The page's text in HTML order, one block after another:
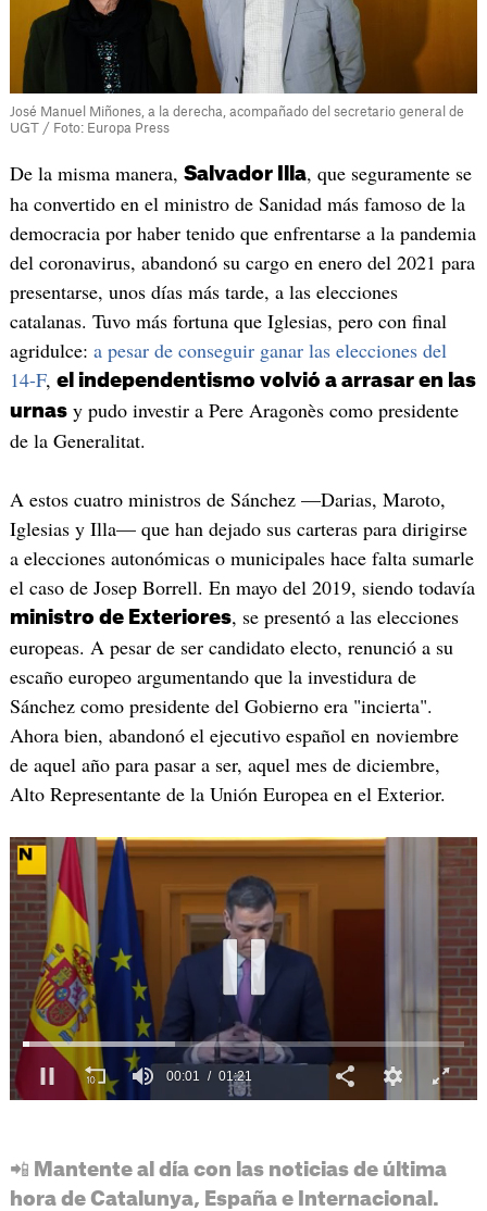
José Manuel Miñones, a la derecha, acompañado del secretario general de
UGT / Foto: Europa Press
De la misma manera, Salvador Illa, que seguramente se
ha convertido en el ministro de Sanidad más famoso de la
democracia por haber tenido que enfrentarse a la pandemia
del coronavirus, abandonó su cargo en enero del 2021 para
presentarse, unos días más tarde, a las elecciones
catalanas. Tuvo más fortuna que Iglesias, pero con final
agridulce: a pesar de conseguir ganar las elecciones del
14-F, el independentismo volvió a arrasar en las
urnasy pudo investir a Pere Aragonès como presidente
de la Generalitat.
A estos cuatro ministros de Sánchez —Darias, Maroto,
Iglesias y Illa— que han dejado sus carteras para dirigirse
a elecciones autonómicas o municipales hace falta sumarle
el caso de Josep Borrell. En mayo del 2019, siendo todavía
ministro de Exteriores, se presentó a las elecciones
europeas. A pesar de ser candidato electo, renunció a su
escaño europeo argumentando que la investidura de
Sánchez como presidente del Gobierno era "incierta".
Ahora bien, abandonó el ejecutivo español en noviembre
de aquel año para pasar a ser, aquel mes de diciembre,
Alto Representante de la Unión Europea en el Exterior.
📲 Mantente al día con las noticias de última
hora de Catalunya, España e Internacional.